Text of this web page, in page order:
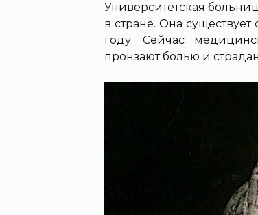
Университетская
в стране. Она существует
году. Сейчас
пронзают болью и